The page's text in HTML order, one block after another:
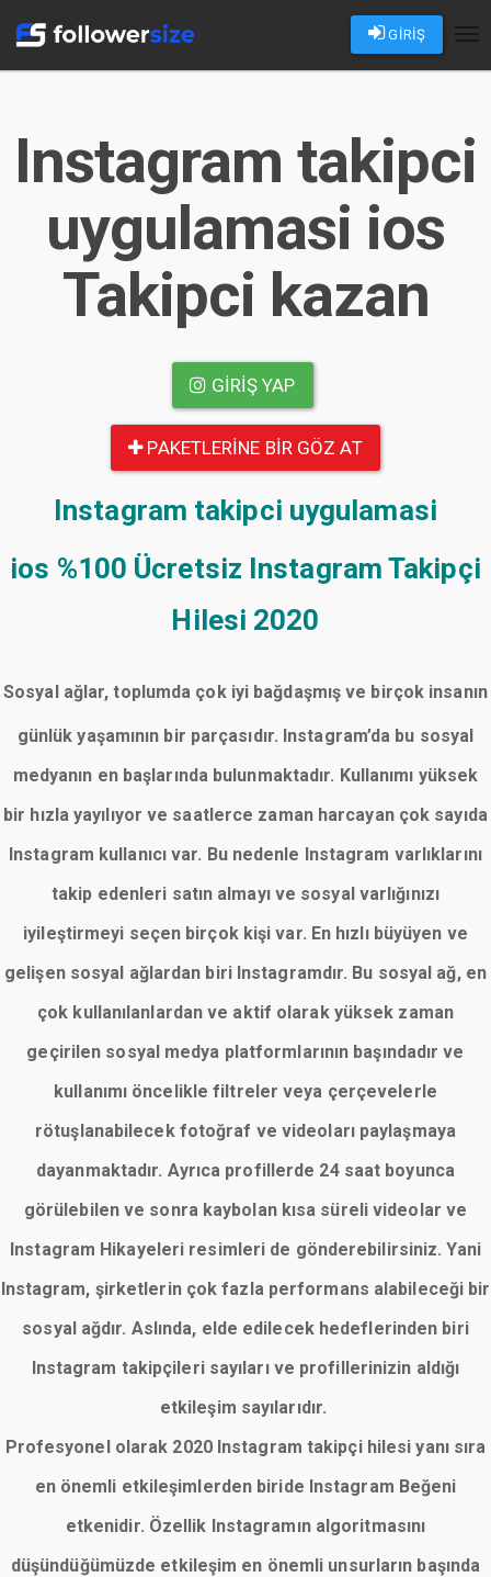
GİRİŞ
Instagram takipci
uygulamasi ios
Takipci kazan
GIRIŞ YAP
PAKETLERINE BIR GÖZ AT
Instagram takipci uygulamasi
ios %100 Ücretsiz Instagram Takipçi
Hilesi 2020
Sosyal ağlar, toplumda çok iyi bağdaşmış ve birçok insanın
günlük yaşamının bir parçasıdır. Instagram’da bu sosyal
medyanın en başlarında bulunmaktadır. Kullanımı yüksek
bir hızla yayılıyor ve saatlerce zaman harcayan çok sayıda
Instagram kullanıcı var. Bu nedenle Instagram varlıklarını
takip edenleri satın almayı ve sosyal varlığınızı
iyileştirmeyi seçen birçok kişi var. En hızlı büyüyen ve
gelişen sosyal ağlardan biri Instagramdır. Bu sosyal ağ, en
çok kullanılanlardan ve aktif olarak yüksek zaman
geçirilen sosyal medya platformlarının başındadır ve
kullanımı öncelikle filtreler veya çerçevelerle
rötuşlanabilecek fotoğraf ve videoları paylaşmaya
dayanmaktadır. Ayrıca profillerde 24 saat boyunca
görülebilen ve sonra kaybolan kısa süreli videolar ve
Instagram Hikayeleri resimleri de gönderebilirsiniz. Yani
Instagram, şirketlerin çok fazla performans alabileceği bir
sosyal ağdır. Aslında, elde edilecek hedeflerinden biri
Instagram takipçileri sayıları ve profillerinizin aldığı
etkileşim sayılarıdır.
Profesyonel olarak 2020 Instagram takipçi hilesi yanı sıra
en önemli etkileşimlerden biride Instagram Beğeni
etkenidir. Özellik Instagramın algoritmasını
düşündüğümüzde etkileşim en önemli unsurların başında